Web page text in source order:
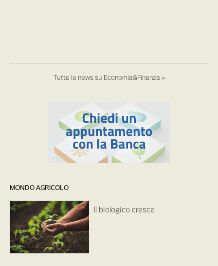
Tutte le news su Economia&Finanza »
MONDO AGRICOLO
Il biologico cresce